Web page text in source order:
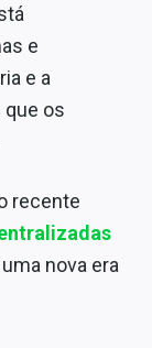
e
e a
os
recente
nova era